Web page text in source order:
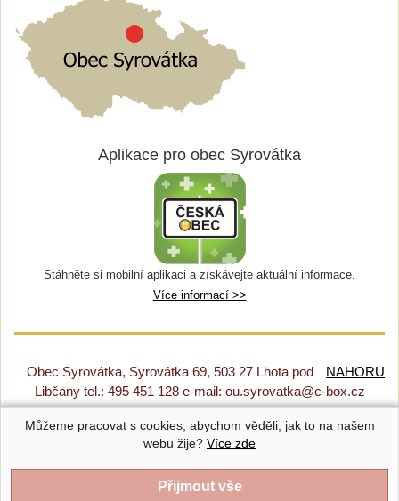
Aplikace pro obec Syrovátka
Stáhněte si mobilní aplikaci a získávejte aktuální informace.
Více informací >>
NAHORU
Obec Syrovátka, Syrovátka 69, 503 27 Lhota pod
Libčany tel.: 495 451 128 e-mail: ou.syrovatka@c-box.cz
Prohlášení o přístupnosti|Původní web|Nastavení cookies
Můžeme pracovat s cookies, abychom věděli, jak to na našem
webu žije? Více zde